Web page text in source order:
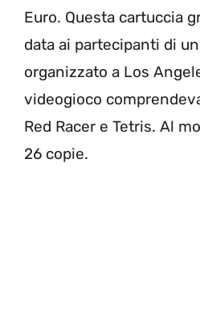
Euro. Questa cartuccia
data ai partecipanti di
organizzato a Los
videogioco
Red Racer e Tetris. Al
26 copie.